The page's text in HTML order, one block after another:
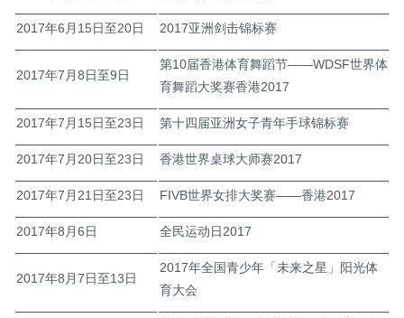
2017年6月15日至20日 2017亚洲剑击锦标赛
2017年7月8日至9日
第10届香港体育舞蹈节——WDSF世界体
育舞蹈大奖赛香港2017
2017年7月15日至23日 第十四届亚洲女子青年手球锦标赛
2017年7月20日至23日 香港世界桌球大师赛2017
2017年7月21日至23日 FIVB世界女排大奖赛——香港2017
2017年8月6日 全民运动日2017
2017年8月7日至13日
2017年全国青少年「未来之星」阳光体
育大会